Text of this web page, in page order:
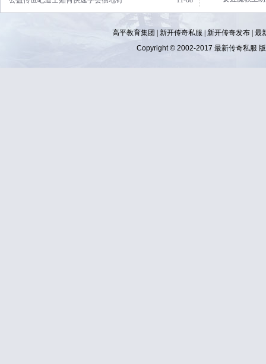
高平教育集团 | 新开传奇私服 新开传奇发布 最
Copyright © 2002-2017 最新传奇私服